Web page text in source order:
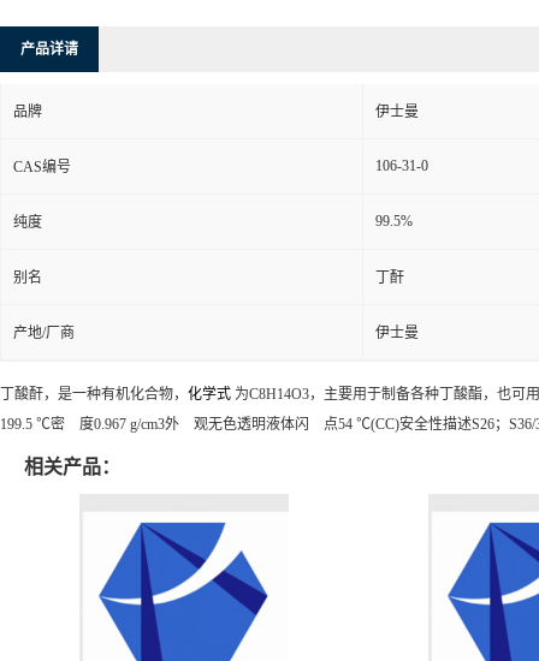
产品详请
品牌 伊士曼
CAS编号 106-31-0
纯度 99.5%
别名 丁酐
产地/厂商 伊士曼
丁酸酐，是一种有机化合物， 化学式 为C8H14O3，主要用于制备各种丁酸酯，也可
199.5 ℃密 度0.967 g/cm3外 观无色透明液体闪 点54 ℃(CC)安全性描述S26；S36/
相关产品：